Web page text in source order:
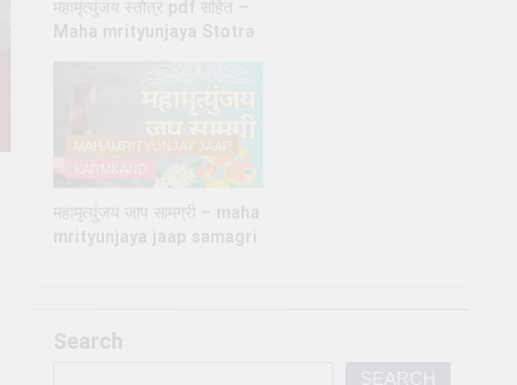
महामृत्युंजय स्तोत्र pdf सहित –
Maha mrityunjaya Stotra
MAHAMRITYUNJAY JAAP
महामृत्युंजय जाप सामग्री – maha
mrityunjaya jaap samagri
Search